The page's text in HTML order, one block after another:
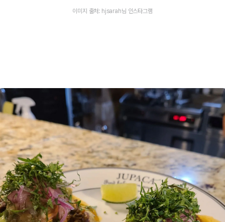
이미지 출처: hjsarah님 인스타그램